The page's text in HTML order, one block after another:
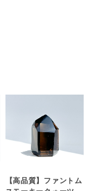
【高品質】ファントム